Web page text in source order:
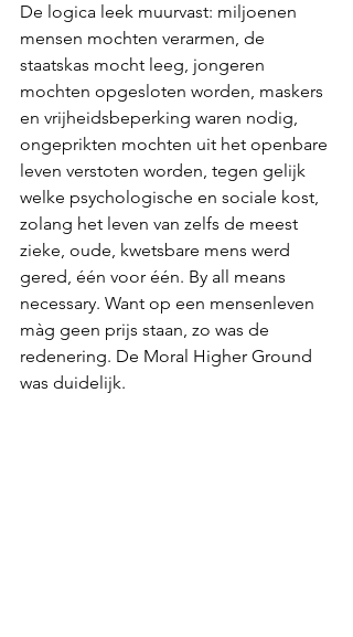
De logica leek muurvast: miljoenen
mensen mochten verarmen, de
staatskas mocht leeg, jongeren
mochten opgesloten worden, maskers
en vrijheidsbeperking waren nodig,
ongeprikten mochten uit het openbare
leven verstoten worden, tegen gelijk
welke psychologische en sociale kost,
zolang het leven van zelfs de meest
zieke, oude, kwetsbare mens werd
gered, één voor één. By all means
necessary. Want op een mensenleven
màg geen prijs staan, zo was de
redenering. De Moral Higher Ground
was duidelijk.